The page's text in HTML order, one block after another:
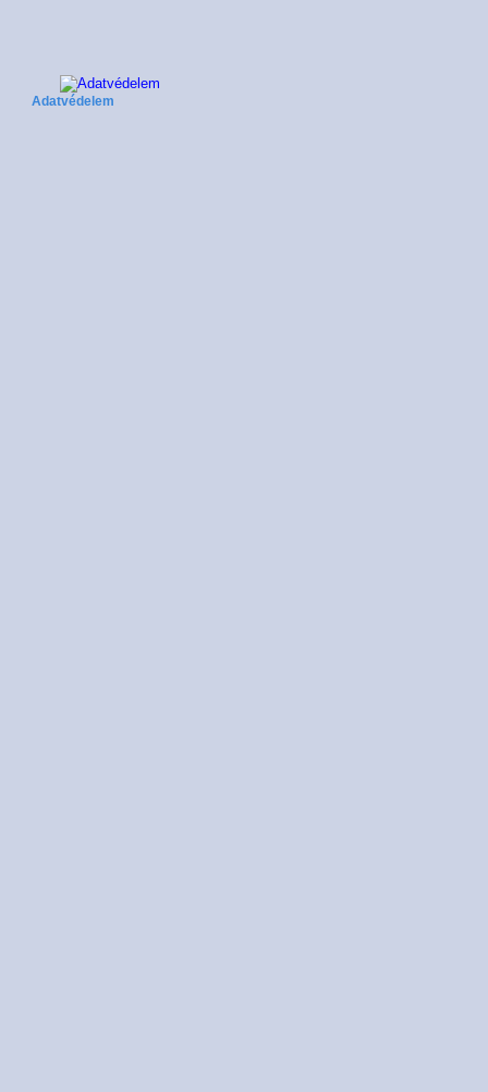
Adatvédelem